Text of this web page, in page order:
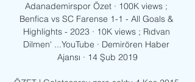
Adanademirspor Özet · 100K views ;
Benfica vs SC Farense 1-1 - All Goals &
Highlights - 2023 · 10K views ; Rıdvan
Dilmen' ...YouTube · Demirören Haber
Ajansı · 14 Şub 2019